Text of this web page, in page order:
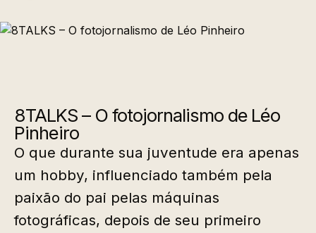
8TALKS – O fotojornalismo de Léo
Pinheiro
O que durante sua juventude era apenas
um hobby, influenciado também pela
paixão do pai pelas máquinas
fotográficas, depois de seu primeiro